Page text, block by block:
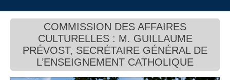
RECHERCHE
AIDE À LA DÉCOUPE
DE VIDÉOS
Commissions
Présidence
Évènements
Connaissance, Histoire
COMMISSION DES AFFAIRES
CULTURELLES : M. GUILLAUME
PRÉVOST, SECRÉTAIRE GÉNÉRAL DE
L’ENSEIGNEMENT CATHOLIQUE